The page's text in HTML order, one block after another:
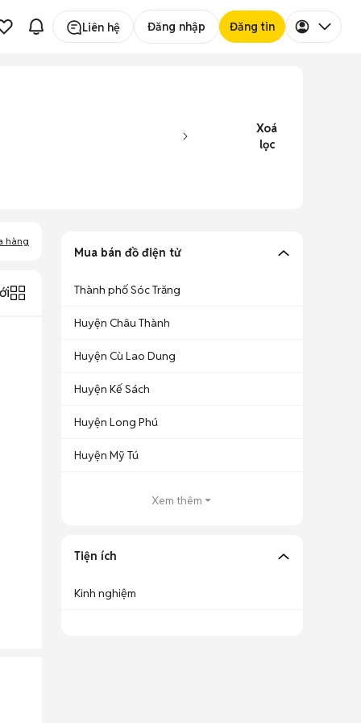
Liên hệ Đăng nhập Đăng tin
Xoá
lọc
hàng
Mua bán đồ điện tử
Thành phố Sóc Trăng
Huyện Châu Thành
Huyện Cù Lao Dung
Huyện Kế Sách
Huyện Long Phú
Huyện Mỹ Tú
Xem thêm
Tiện ích
Kinh nghiệm